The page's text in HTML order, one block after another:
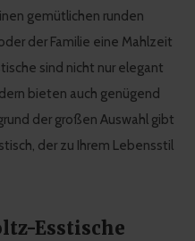
gemütlichen runden
der Familie eine Mahlzeit
sind nicht nur elegant
bieten auch genügend
der großen Auswahl gibt
der zu Ihrem Lebensstil
Esstische